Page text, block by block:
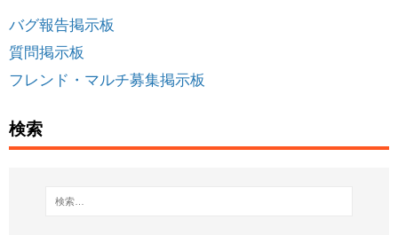
バグ報告掲示板
質問掲示板
フレンド・マルチ募集掲示板
検索